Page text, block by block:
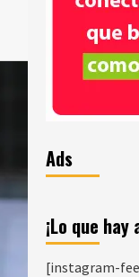
Ads
¡Lo que
[instagram-